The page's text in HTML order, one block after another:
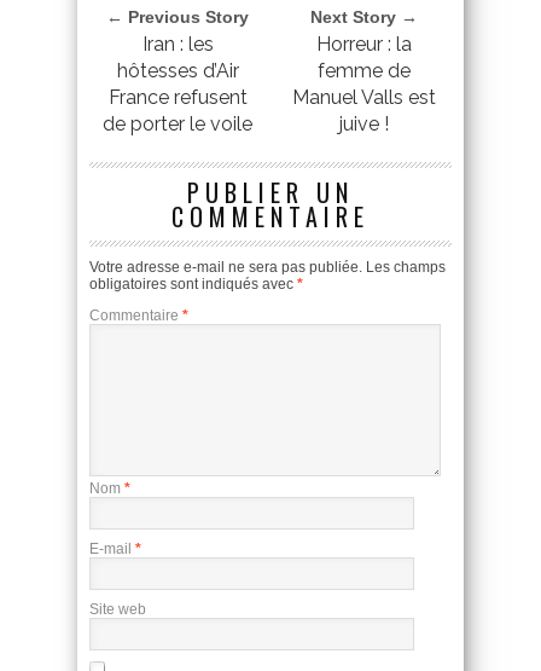
← Previous Story
Iran : les
hôtesses d’Air
France refusent
de porter le voile
Next Story →
Horreur : la
femme de
Manuel Valls est
juive !
PUBLIER UN
COMMENTAIRE
Votre adresse e-mail ne sera pas publiée. Les champs
obligatoires sont indiqués avec *
Commentaire *
Nom *
E-mail *
Site web